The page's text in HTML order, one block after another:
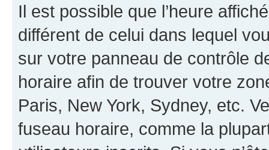
Il est possible que l’heure
différent de celui dans lequel
sur votre panneau de contrôle
horaire afin de trouver votre
Paris, New York, Sydney, etc.
fuseau horaire, comme la